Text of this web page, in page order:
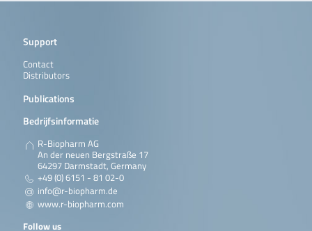
Support
Contact
Distributors
Publications
Bedrijfsinformatie
R-Biopharm AG
An der neuen Bergstraße 17
64297 Darmstadt, Germany
+49 (0) 6151 - 81 02-0
info@r-biopharm.de
www.r-biopharm.com
Follow us